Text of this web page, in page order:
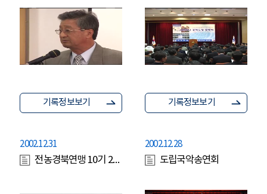
기록정보보기 기록정보보기
2002.12.31
전농경북연맹 10기 2차년도 정기 대의원대회 및 토요아침마당(경주엑스포)
2002.12.28
도립국악송연회